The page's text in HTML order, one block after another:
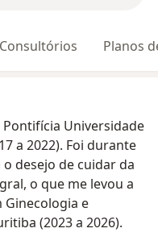
Consultórios Planos
Universidade
a 2022). Foi durante
desejo de cuidar da
o que me levou a
Ginecologia e
(2023 a 2026).